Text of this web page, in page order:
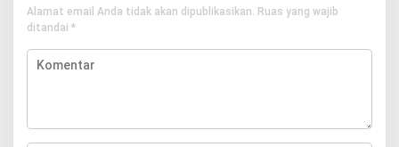
Alamat email Anda tidak akan dipublikasikan. Ruas yang wajib
ditandai *